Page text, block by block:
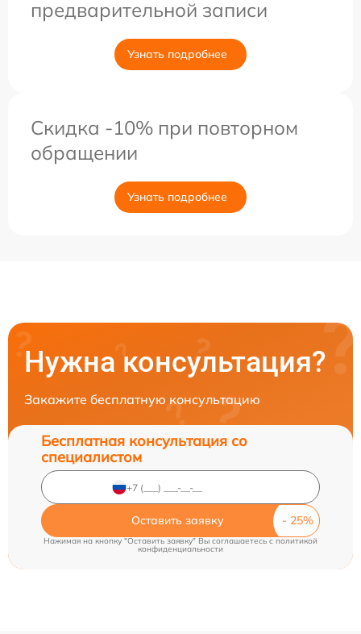
предварительной записи
Узнать подробнее
Скидка -10% при повторном
обращении
Узнать подробнее
Нужна консультация?
Закажите бесплатную консультацию
Бесплатная консультация со
специалистом
Оставить заявку
Нажимая на кнопку "Оставить заявку" Вы соглашаетесь cполитикой
конфиденциальности